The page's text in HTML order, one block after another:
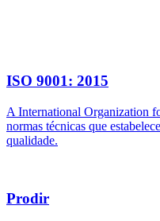
ISO 9001: 2015
A International Organization
normas técnicas que
qualidade.
Prodir